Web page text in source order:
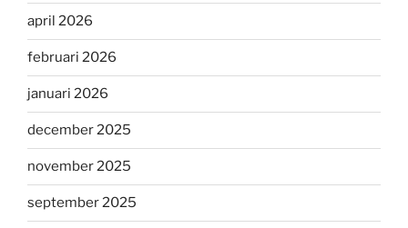
april 2026
februari 2026
januari 2026
december 2025
november 2025
september 2025